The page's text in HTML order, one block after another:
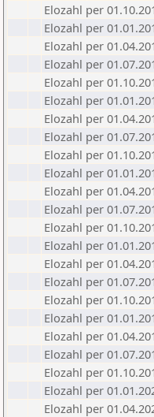
Elozahl per
Elozahl per
Elozahl per
Elozahl per
Elozahl per
Elozahl per
Elozahl per
Elozahl per
Elozahl per
Elozahl per
Elozahl per
Elozahl per
Elozahl per
Elozahl per
Elozahl per
Elozahl per
Elozahl per
Elozahl per
Elozahl per
Elozahl per
Elozahl per
Elozahl per
Elozahl per